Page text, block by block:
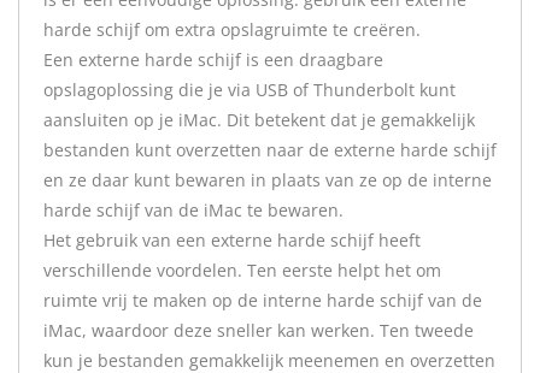
harde schijf om extra opslagruimte te creëren.
Een externe harde schijf is een draagbare
opslagoplossing die je via USB of Thunderbolt kunt
aansluiten op je iMac. Dit betekent dat je gemakkelijk
bestanden kunt overzetten naar de externe harde schijf
en ze daar kunt bewaren in plaats van ze op de interne
harde schijf van de iMac te bewaren.
Het gebruik van een externe harde schijf heeft
verschillende voordelen. Ten eerste helpt het om
ruimte vrij te maken op de interne harde schijf van de
iMac, waardoor deze sneller kan werken. Ten tweede
kun je bestanden gemakkelijk meenemen en overzetten